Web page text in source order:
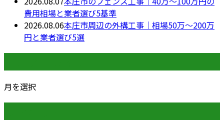
費用相場と業者選び5基準
2026.08.06本庄市周辺の外構工事｜相場50万〜200万
円と業者選び5選
月を選択